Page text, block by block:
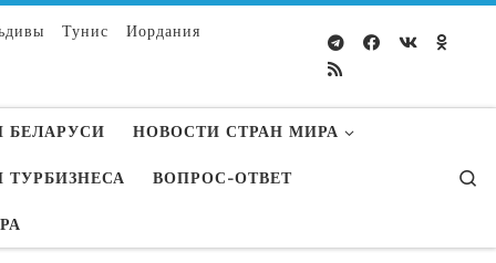
Тунис Иордания
БЕЛАРУСИ НОВОСТИ СТРАН МИРА
ТУРБИЗНЕСА ВОПРОС-ОТВЕТ